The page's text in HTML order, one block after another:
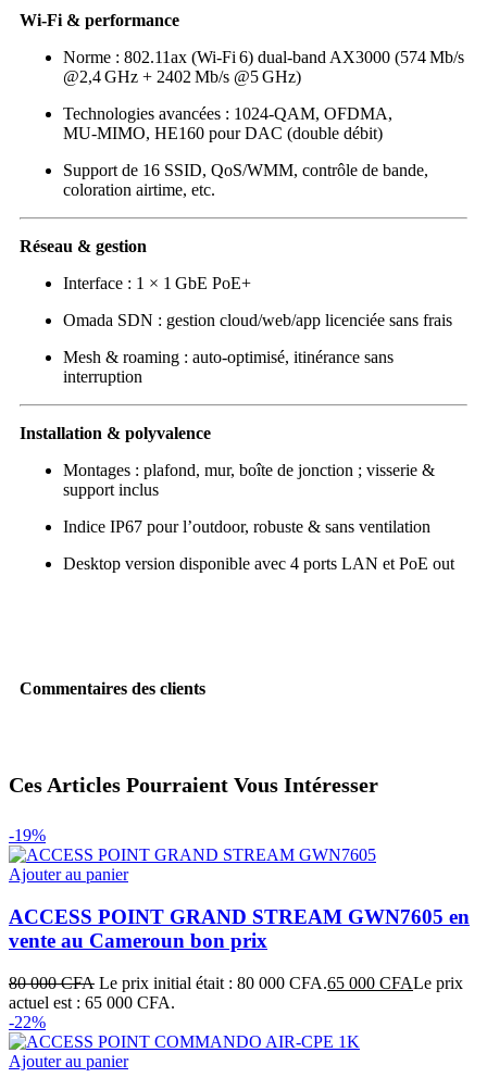
Wi‑Fi & performance
Norme : 802.11ax (Wi‑Fi 6) dual‑band AX3000 (574 Mb/s
@2,4 GHz + 2402 Mb/s @5 GHz)
Technologies avancées : 1024‑QAM, OFDMA,
MU‑MIMO, HE160 pour DAC (double débit)
Support de 16 SSID, QoS/WMM, contrôle de bande,
coloration airtime, etc.
Réseau & gestion
Interface : 1 × 1 GbE PoE+
Omada SDN : gestion cloud/web/app licenciée sans frais
Mesh & roaming : auto‑optimisé, itinérance sans
interruption
Installation & polyvalence
Montages : plafond, mur, boîte de jonction ; visserie &
support inclus
Indice IP67 pour l’outdoor, robuste & sans ventilation
Desktop version disponible avec 4 ports LAN et PoE out
Commentaires des clients
Ces Articles Pourraient Vous Intéresser
-19%
Ajouter au panier
ACCESS POINT GRAND STREAM GWN7605 en
vente au Cameroun bon prix
80 000CFA Le prix initial était : 80 000 CFA.65 000 CFALe prix
actuel est : 65 000 CFA.
-22%
Ajouter au panier